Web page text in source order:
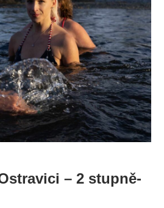
– 2 stupně-